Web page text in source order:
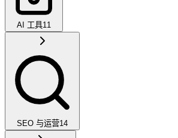
AI 工具11
SEO 与运营14